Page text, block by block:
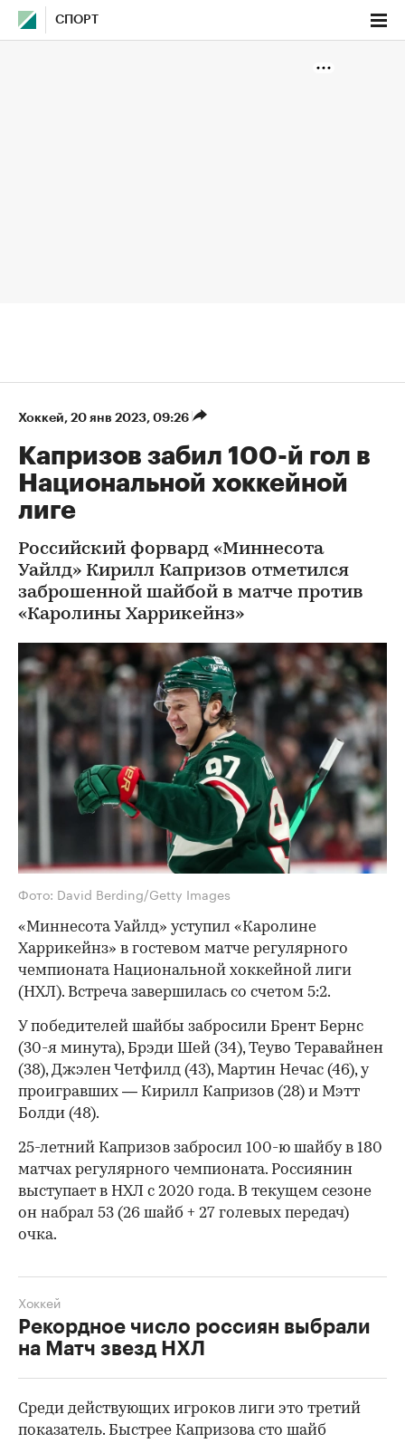
СПОРТ
Хоккей⁠, 20 янв 2023, 09:26
Капризов забил 100-й гол в
Национальной хоккейной
лиге
Российский форвард «Миннесота
Уайлд» Кирилл Капризов отметился
заброшенной шайбой в матче против
«Каролины Харрикейнз»
Фото: David Berding/Getty Images
«Миннесота Уайлд» уступил «Каролине
Харрикейнз» в гостевом матче регулярного
чемпионата Национальной хоккейной лиги
(НХЛ). Встреча завершилась со счетом 5:2.
У победителей шайбы забросили Брент Бернс
(30-я минута), Брэди Шей (34), Теуво Теравайнен
(38), Джэлен Четфилд (43), Мартин Нечас (46), у
проигравших — Кирилл Капризов (28) и Мэтт
Болди (48).
25-летний Капризов забросил 100-ю шайбу в 180
матчах регулярного чемпионата. Россиянин
выступает в НХЛ с 2020 года. В текущем сезоне
он набрал 53 (26 шайб + 27 голевых передач)
очка.
Рекордное число россиян выбрали
на Матч звезд НХЛ
Хоккей
Среди действующих игроков лиги это третий
показатель. Быстрее Капризова сто шайб